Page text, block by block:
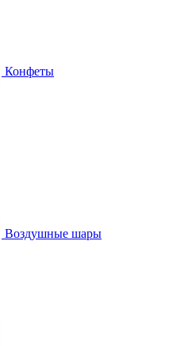
Конфеты
Воздушные шары